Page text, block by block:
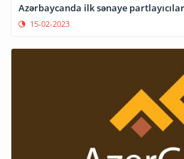
Azərbaycanda ilk sənaye
15-02-2023